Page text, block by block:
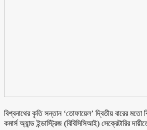
বিশ্বনাথের কৃতি সন্তান ‘তোফায়েল’ দ্বিতীয় বারের মতো
কমার্স অ্যান্ড ইন্ডাস্ট্রিজ (বিবিসিসিআই) সেক্রেটারির